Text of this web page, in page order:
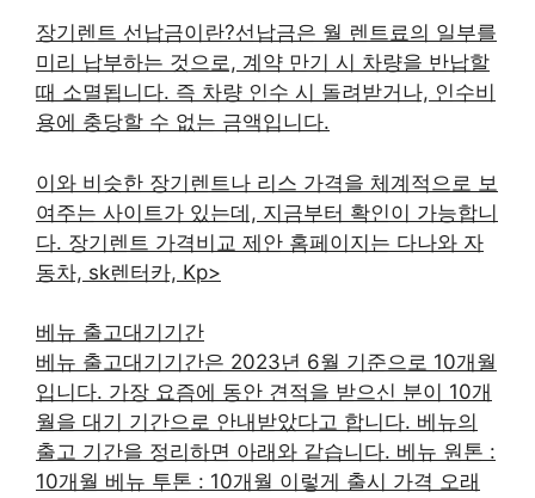
장기렌트 선납금이란?선납금은 월 렌트료의 일부를
미리 납부하는 것으로, 계약 만기 시 차량을 반납할
때 소멸됩니다. 즉 차량 인수 시 돌려받거나, 인수비
용에 충당할 수 없는 금액입니다.
이와 비슷한 장기렌트나 리스 가격을 체계적으로 보
여주는 사이트가 있는데, 지금부터 확인이 가능합니
다. 장기렌트 가격비교 제안 홈페이지는 다나와 자
동차, sk렌터카, Kp>
베뉴 출고대기기간
베뉴 출고대기기간은 2023년 6월 기준으로 10개월
입니다. 가장 요즘에 동안 견적을 받으신 분이 10개
월을 대기 기간으로 안내받았다고 합니다. 베뉴의
출고 기간을 정리하면 아래와 같습니다. 베뉴 원톤 :
10개월 베뉴 투톤 : 10개월 이렇게 출시 가격 오래